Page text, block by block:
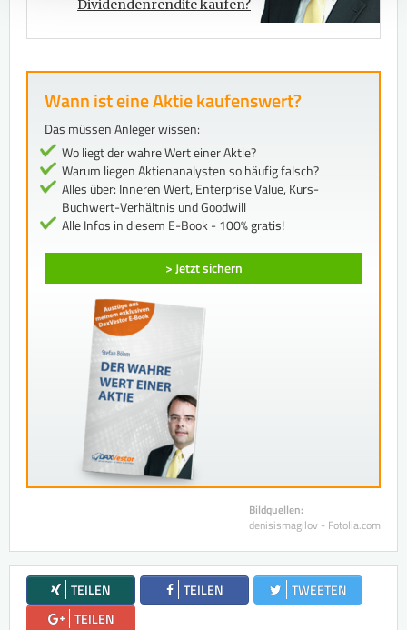
Dividendenrendite kaufen?
Wann ist eine Aktie kaufenswert?
Das müssen Anleger wissen:
Wo liegt der wahre Wert einer Aktie?
Warum liegen Aktienanalysten so häufig falsch?
Alles über: Inneren Wert, Enterprise Value, Kurs-
Buchwert-Verhältnis und Goodwill
Alle Infos in diesem E-Book - 100% gratis!
> Jetzt sichern
Bildquellen:
denisismagilov - Fotolia.com
TEILEN TEILEN
TWEETEN
TEILEN